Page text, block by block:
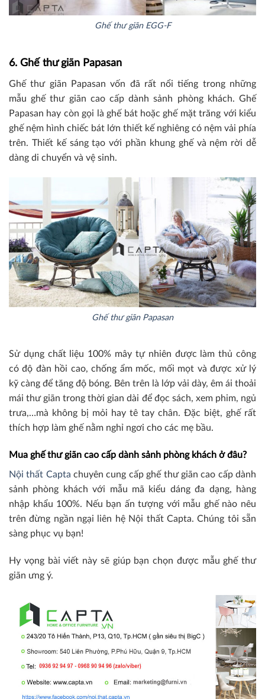
Ghế thư giãn EGG-F
6. Ghế thư giãn Papasan
Ghế thư giãn Papasan vốn đã rất nổi tiếng trong những
mẫu ghế thư giãn cao cấp dành sảnh phòng khách. Ghế
Papasan hay còn gọi là ghế bát hoặc ghế mặt trăng với kiểu
ghế nệm hình chiếc bát lớn thiết kế nghiêng có nệm vải phía
trên. Thiết kế sáng tạo với phần khung ghế và nệm rời dễ
dàng di chuyển và vệ sinh.
Ghế thư giãn Papasan
Sử dụng chất liệu 100% mây tự nhiên được làm thủ công
có độ đàn hồi cao, chống ẩm mốc, mối mọt và được xử lý
kỹ càng để tăng độ bóng. Bên trên là lớp vải dày, êm ái thoải
mái thư giãn trong thời gian dài để đọc sách, xem phim, ngủ
trưa,…mà không bị mỏi hay tê tay chân. Đặc biệt, ghế rất
thích hợp làm ghế nằm nghỉ ngơi cho các mẹ bầu.
Mua ghế thư giãn cao cấp dành sảnh phòng khách ở đâu?
Nội thất Capta chuyên cung cấp ghế thư giãn cao cấp dành
sảnh phòng khách với mẫu mã kiểu dáng đa dạng, hàng
nhập khẩu 100%. Nếu bạn ấn tượng với mẫu ghế nào nêu
trên đừng ngần ngại liên hệ Nội thất Capta. Chúng tôi sẵn
sàng phục vụ bạn!
Hy vọng bài viết này sẽ giúp bạn chọn được mẫu ghế thư
giãn ưng ý.